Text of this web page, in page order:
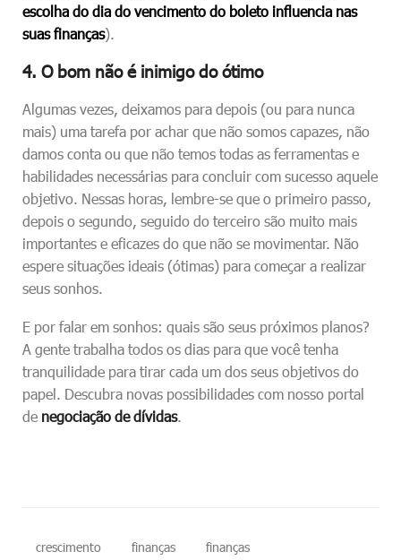
escolha do dia do vencimento do boleto influencia nas
suas finanças).
4. O bom não é inimigo do ótimo
Algumas vezes, deixamos para depois (ou para nunca
mais) uma tarefa por achar que não somos capazes, não
damos conta ou que não temos todas as ferramentas e
habilidades necessárias para concluir com sucesso aquele
objetivo. Nessas horas, lembre-se que o primeiro passo,
depois o segundo, seguido do terceiro são muito mais
importantes e eficazes do que não se movimentar. Não
espere situações ideais (ótimas) para começar a realizar
seus sonhos.
E por falar em sonhos: quais são seus próximos planos?
A gente trabalha todos os dias para que você tenha
tranquilidade para tirar cada um dos seus objetivos do
papel. Descubra novas possibilidades com nosso portal
de negociação de dívidas.
crescimento finanças finanças